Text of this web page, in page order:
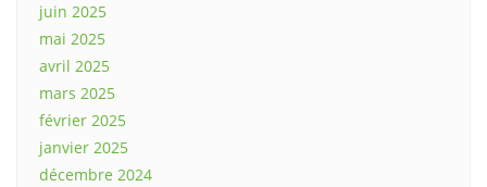
juin 2025
mai 2025
avril 2025
mars 2025
février 2025
janvier 2025
décembre 2024